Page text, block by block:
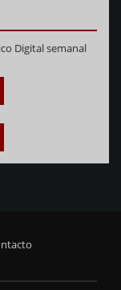
Digital semanal